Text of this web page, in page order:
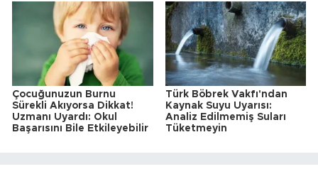
Çocuğunuzun Burnu
Sürekli Akıyorsa Dikkat!
Uzmanı Uyardı: Okul
Başarısını Bile Etkileyebilir
Türk Böbrek Vakfı'ndan
Kaynak Suyu Uyarısı:
Analiz Edilmemiş Suları
Tüketmeyin